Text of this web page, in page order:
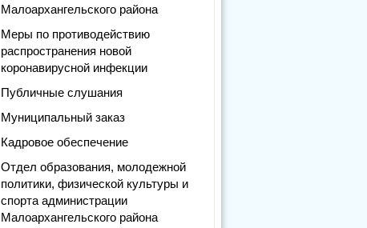
Малоархангельского района
Меры по противодействию
распространения новой
коронавирусной инфекции
Публичные слушания
Муниципальный заказ
Кадровое обеспечение
Отдел образования, молодежной
политики, физической культуры и
спорта администрации
Малоархангельского района